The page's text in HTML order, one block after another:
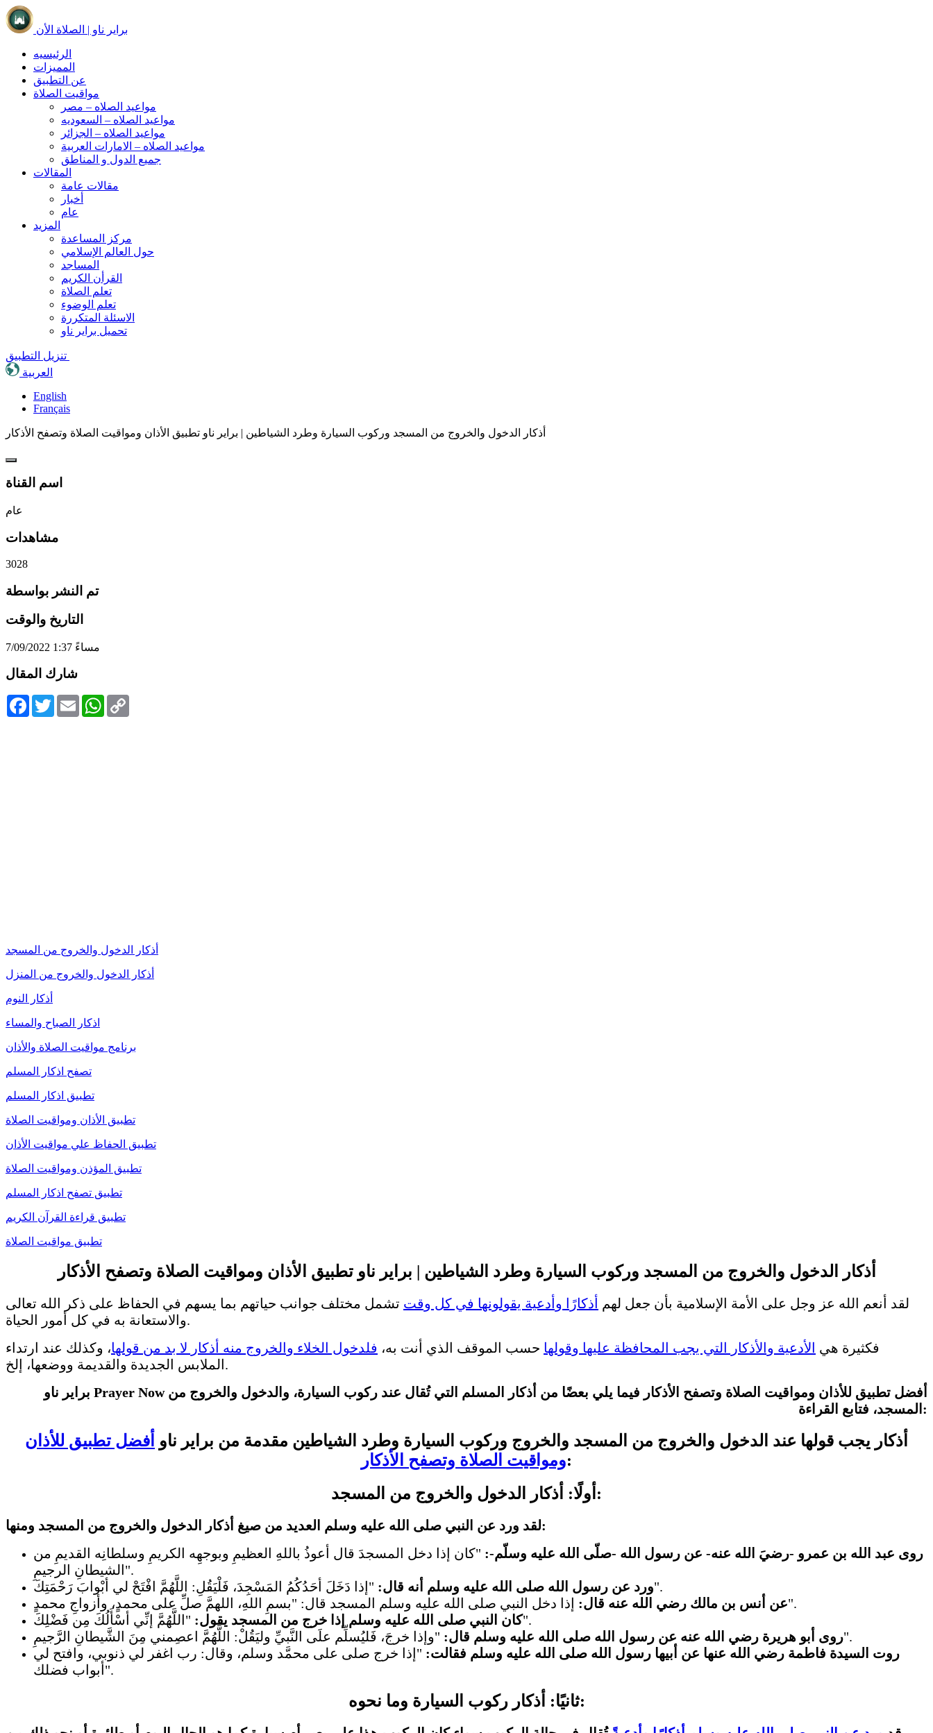
براير ناو | الصلاة الأن
الرئيسيه
المميزات
عن التطبيق
مواقيت الصلاة
مواعيد الصلاه – مصر
مواعيد الصلاه – السعوديه
مواعيد الصلاه – الجزائر
مواعيد الصلاه – الامارات العربية
جميع الدول و المناطق
المقالات
مقالات عامة
أخبار
عام
المزيد
مركز المساعدة
حول العالم الإسلامي
المساجد
القرأن الكريم
تعلم الصلاة
تعلم الوضوء
الاسئلة المتكررة
تحميل براير ناو
العربية
English
Français
أذكار الدخول والخروج من المسجد وركوب السيارة وطرد الشياطين | براير ناو تطبيق الأذان ومواقيت الصلاة وتصفح الأذكار
اسم القناة
عام
مشاهدات
3028
تم النشر بواسطة
التاريخ والوقت
7/09/2022 1:37 مساءً
شارك المقال
Facebook
TwitterEmail WhatsApp
أذكار الدخول والخروج من المسجد
أذكار الدخول والخروج من المنزل
أذكار النوم
اذكار الصباح والمساء
برنامج مواقيت الصلاة والأذان
تصفح اذكار المسلم
تطبيق اذكار المسلم
تطبيق الأذان ومواقيت الصلاة
تطبيق الحفاظ علي مواقيت الأذان
تطبيق المؤذن ومواقيت الصلاة
تطبيق تصفح اذكار المسلم
تطبيق قراءة القرآن الكريم
تطبيق مواقيت الصلاة
أذكار الدخول والخروج من المسجد وركوب السيارة وطرد الشياطين | براير ناو تطبيق الأذان ومواقيت الصلاة وتصفح الأذكار
لقد أنعم الله عز وجل على الأمة الإسلامية بأن جعل لهم أذكارًا وأدعية يقولونها في كل وقت تشمل مختلف جوانب حياتهم بما يسهم في الحفاظ على ذكر الله تعالى
والاستعانة به في كل أمور الحياة.
فكثيرة هي الأدعية والأذكار التي يجب المحافظة عليها وقولها حسب الموقف الذي أنت به، فلدخول الخلاء والخروج منه أذكار لا بد من قولها، وكذلك عند ارتداء
الملابس الجديدة والقديمة ووضعها، إلخ.
براير ناو Prayer Now أفضل تطبيق للأذان ومواقيت الصلاة وتصفح الأذكار فيما يلي بعضًا من أذكار المسلم التي تُقال عند ركوب السيارة، والدخول والخروج من
المسجد، فتابع القراءة:
أذكار يجب قولها عند الدخول والخروج من المسجد والخروج وركوب السيارة وطرد الشياطين مقدمة من براير ناو أفضل تطبيق للأذان
ومواقيت الصلاة وتصفح الأذكار:
أولًا: أذكار الدخول والخروج من المسجد:
لقد ورد عن النبي صلى الله عليه وسلم العديد من صيغ أذكار الدخول والخروج من المسجد ومنها:
روى عبد الله بن عمرو -رضيَ الله عنه- عن رسول الله -صلّى الله عليه وسلّم-: "كان إذا دخل المسجدَ قال أعوذُ باللهِ العظيمِ وبوجهِه الكريمِ وسلطانِه القديمِ من
الشيطانِ الرجيمِ".
ورد عن رسول الله صلى الله عليه وسلم أنه قال:"إذا دَخَلَ أحَدُكُمُ المَسْجِدَ، فَلْيَقُلِ: اللَّهُمَّ افْتَحْ لي أبْوابَ رَحْمَتِكَ".
عن أنس بن مالك رضي الله عنه قال:إذا دخل النبي صلى الله عليه وسلم المسجد قال: "بسمِ اللهِ، اللهمَّ صلِّ على محمدٍ، وأزواجِ محمدٍ".
كان النبي صلى الله عليه وسلم إذا خرج من المسجد يقول:"اللَّهُمَّ إنِّي أسْأَلُكَ مِن فَضْلِكَ".
روى أبو هريرة رضي الله عنه عن رسول الله صلى الله عليه وسلم قال:"وإذا خرجَ، فَليُسلِّم علَى النَّبيِّ وليَقُلْ: اللَّهُمَّ اعصِمني مِنَ الشَّيطانِ الرَّجيمِ".
روت السيدة فاطمة رضي الله عنها عن أبيها رسول الله صلى الله عليه وسلم فقالت: "إذا خرج صلى على محمَّد وسلم، وقال: رب اغفر لي ذنوبي، وافتح لي
أبواب فضلك".
ثانيًا: أذكار ركوب السيارة وما نحوه: